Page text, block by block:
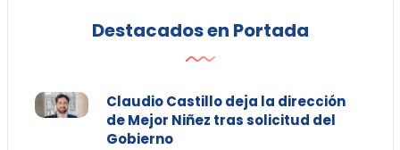
Destacados en Portada
Claudio Castillo deja la dirección
de Mejor Niñez tras solicitud del
Gobierno